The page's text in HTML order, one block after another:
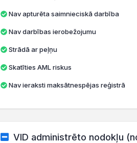
Nav apturēta saimnieciskā darbība
Nav darbības ierobežojumu
Strādā ar peļņu
Skatīties AML riskus
Nav ieraksti maksātnespējas reģistrā
VID administrēto nodokļu